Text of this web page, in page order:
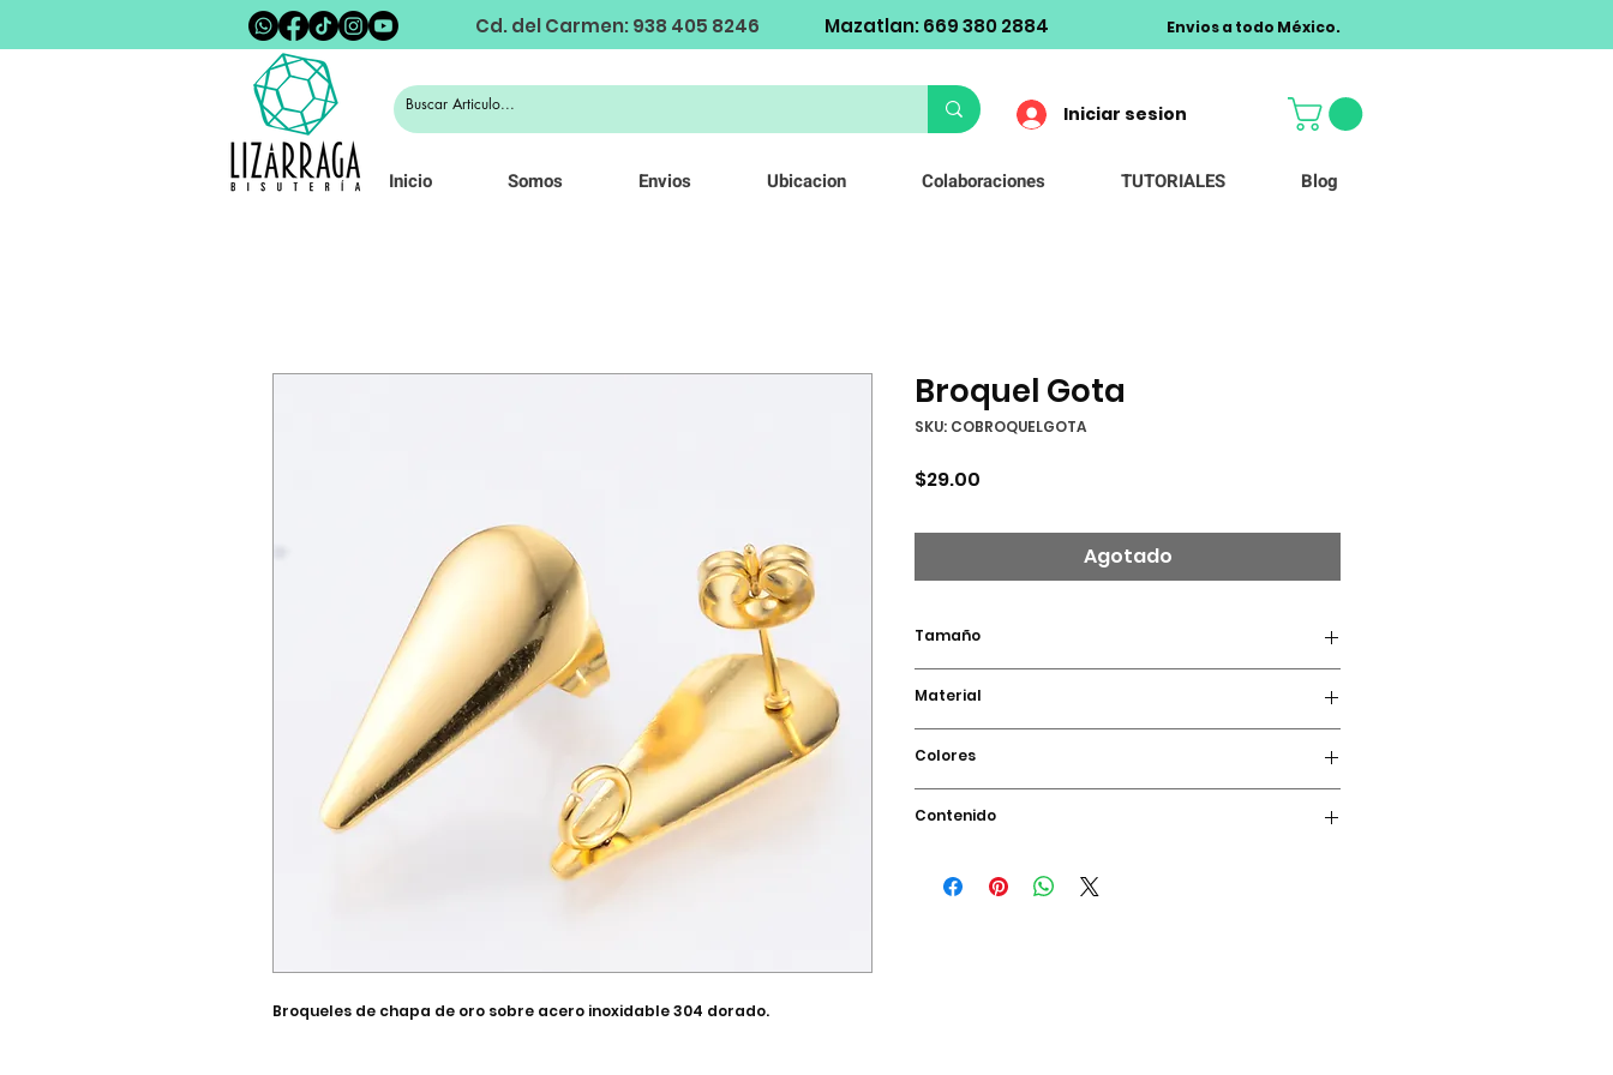
Cd. del Carmen: 938 405 8246 Mazatlan: 669 380 2884 Envios a todo México.
Iniciar sesion
Inicio Somos Envios Ubicacion Colaboraciones TUTORIALES Blog
Broqueles de chapa de oro sobre acero inoxidable 304 dorado.
Broquel Gota
SKU: COBROQUELGOTA
$29.00
Agotado
Tamaño
mm
Material
Colores
Contenido